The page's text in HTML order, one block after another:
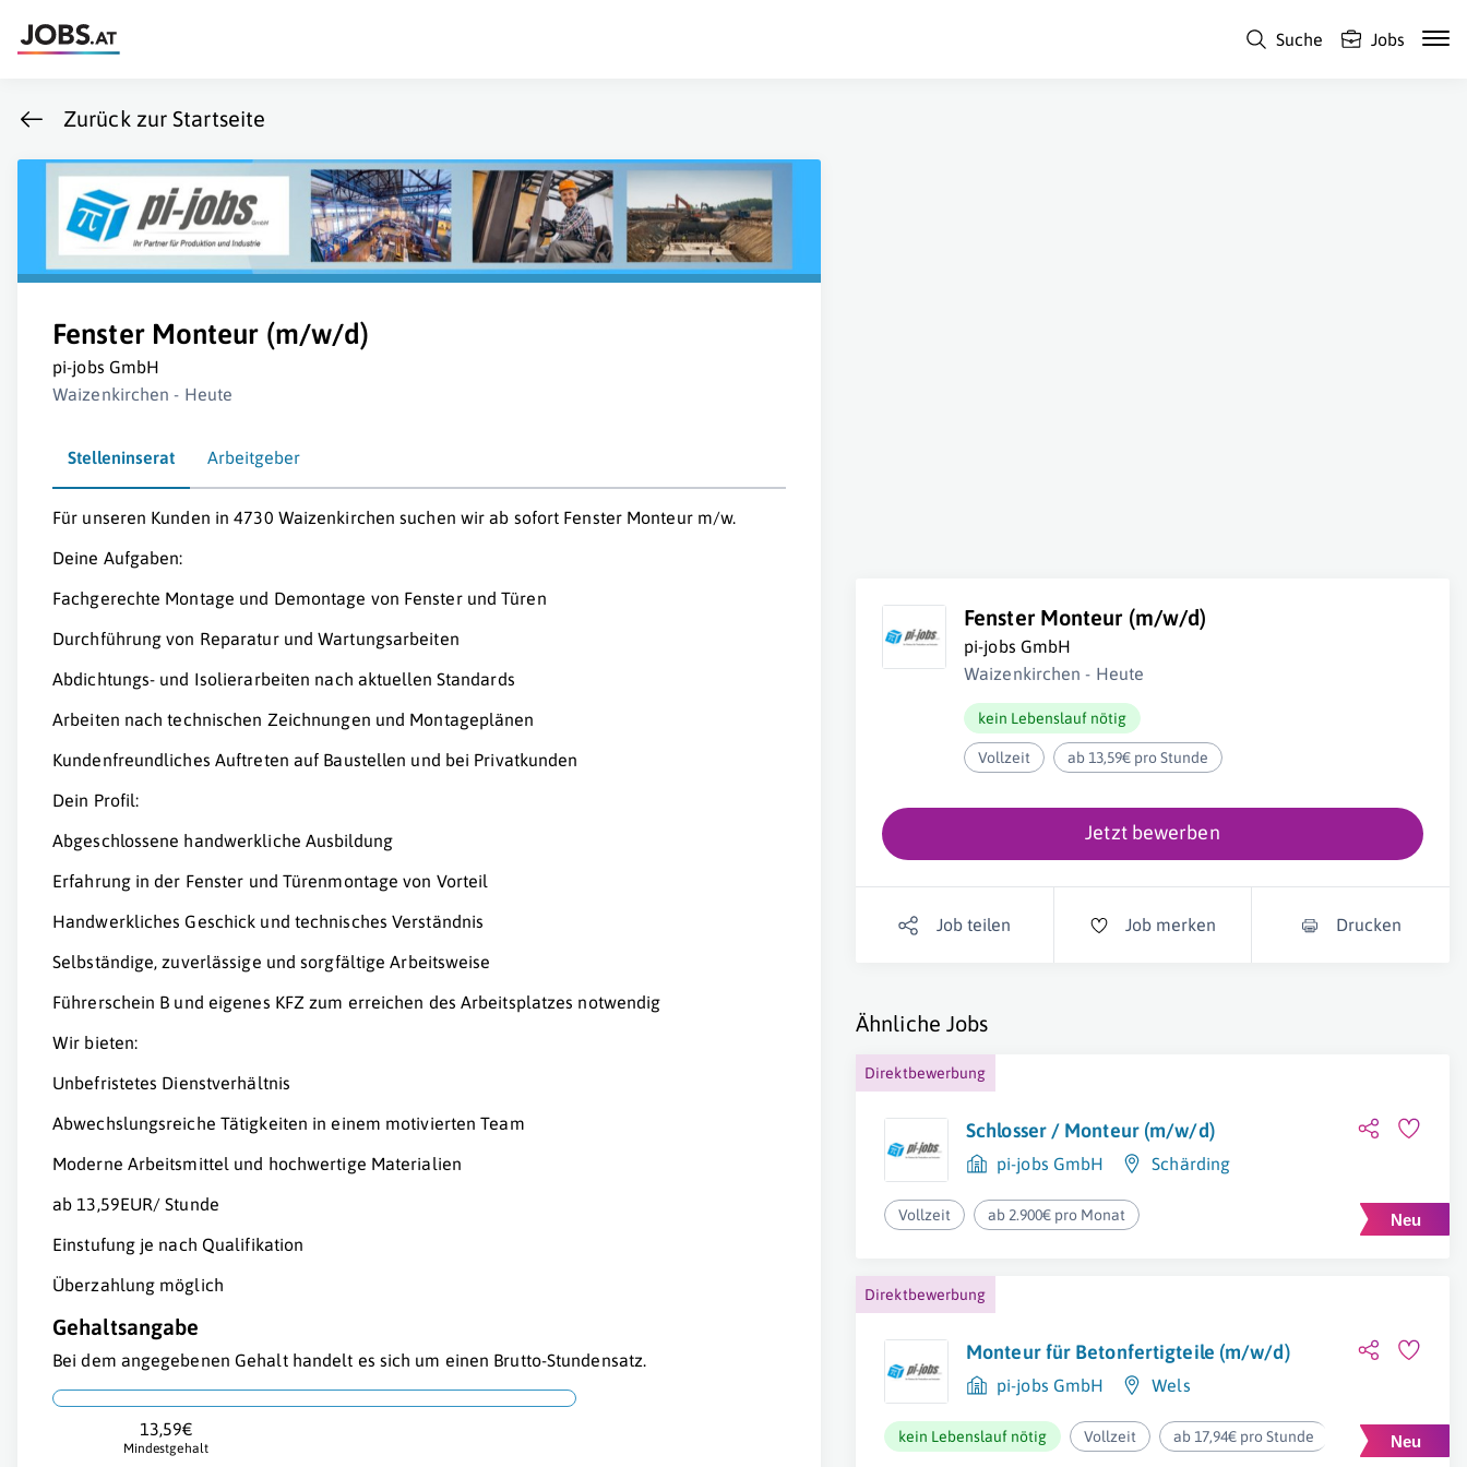
Suche Jobs
Zurück zur Startseite
Fenster Monteur (m/w/d)
pi-jobs GmbH
Waizenkirchen - Heute
Stelleninserat Arbeitgeber
Für unseren Kunden in 4730 Waizenkirchen suchen wir ab sofort Fenster Monteur m/w.
Deine Aufgaben:
Fachgerechte Montage und Demontage von Fenster und Türen
Durchführung von Reparatur und Wartungsarbeiten
Abdichtungs- und Isolierarbeiten nach aktuellen Standards
Arbeiten nach technischen Zeichnungen und Montageplänen
Kundenfreundliches Auftreten auf Baustellen und bei Privatkunden
Dein Profil:
Abgeschlossene handwerkliche Ausbildung
Erfahrung in der Fenster und Türenmontage von Vorteil
Handwerkliches Geschick und technisches Verständnis
Selbständige, zuverlässige und sorgfältige Arbeitsweise
Führerschein B und eigenes KFZ zum erreichen des Arbeitsplatzes notwendig
Wir bieten:
Unbefristetes Dienstverhältnis
Abwechslungsreiche Tätigkeiten in einem motivierten Team
Moderne Arbeitsmittel und hochwertige Materialien
ab 13,59EUR/ Stunde
Einstufung je nach Qualifikation
Überzahlung möglich
Gehaltsangabe
Bei dem angegebenen Gehalt handelt es sich um einen Brutto-Stundensatz.
13,59€
Mindestgehalt
Fenster Monteur (m/w/d)
pi-jobs GmbH
Waizenkirchen - Heute
kein Lebenslauf nötig
Vollzeit ab 13,59€ pro Stunde
Jetzt bewerben
Job teilen Job merken Drucken
Ähnliche Jobs
Direktbewerbung
Schlosser / Monteur (m/w/d)
pi-jobs GmbH Schärding
Vollzeit ab 2.900€ pro Monat
Direktbewerbung
Monteur für Betonfertigteile (m/w/d)
pi-jobs GmbH Wels
kein Lebenslauf nötig Vollzeit ab 17,94€ pro Stunde